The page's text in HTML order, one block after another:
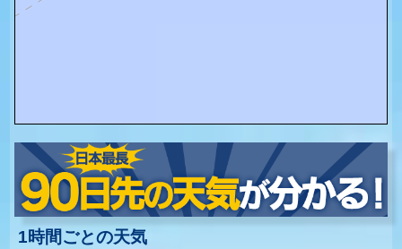
1時間ごとの天気